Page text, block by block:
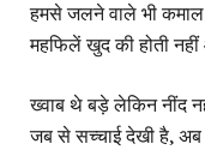
हमसे जलने वाले भी
महफिलें खुद की होती
ख्वाब थे बड़े लेकिन नींद
जब से सच्चाई देखी है, अब